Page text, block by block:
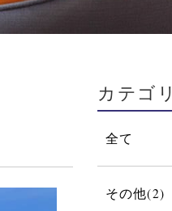
カテゴリ
全て
その他(2)